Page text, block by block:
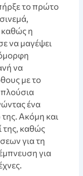
το πρώτο
καθώς η
να μαγέψει
να
με το
ένα
Ακόμη και
της, καθώς
για τη
για